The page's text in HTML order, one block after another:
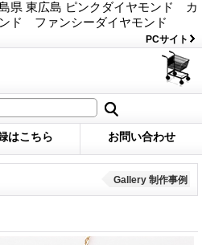
県 東広島 ピンクダイヤモンド カ
ド ファンシーダイヤモンド
PCサイト
はこちら お問い合わせ
Gallery 制作事例